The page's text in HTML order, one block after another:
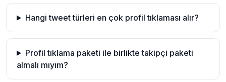
Hangi tweet türleri en çok profil tıklaması alır?
Profil tıklama paketi ile birlikte takipçi paketi
almalı mıyım?